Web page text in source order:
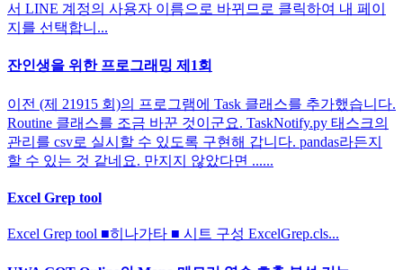
서 LINE 계정의 사용자 이름으로 바뀌므로 클릭하여 내 페이
지를 선택합니...
잔인생을 위한 프로그래밍 제1회
이전 (제 21915 회)의 프로그램에 Task 클래스를 추가했습니다.
Routine 클래스를 조금 바꾼 것이군요. TaskNotify.py 태스크의
관리를 csv로 실시할 수 있도록 구현해 갑니다. pandas라든지
할 수 있는 것 같네요. 만지지 않았다면 ......
Excel Grep tool
Excel Grep tool ■히나가타 ■ 시트 구성 ExcelGrep.cls...